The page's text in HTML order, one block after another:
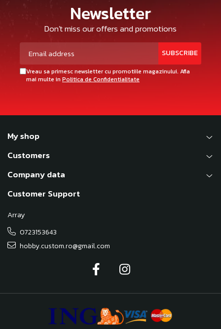
Newsletter
Don't miss our offers and promotions
Vreau sa primesc newsletter cu promotiile magazinului. Afla
mai multe in Politica de Confidentialitate
My shop
Customers
Company data
Customer Support
Array
0723153643
hobby.custom.ro@gmail.com